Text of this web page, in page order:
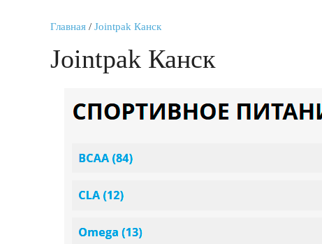
Главная / Jointpak Канск
Jointpak Канск